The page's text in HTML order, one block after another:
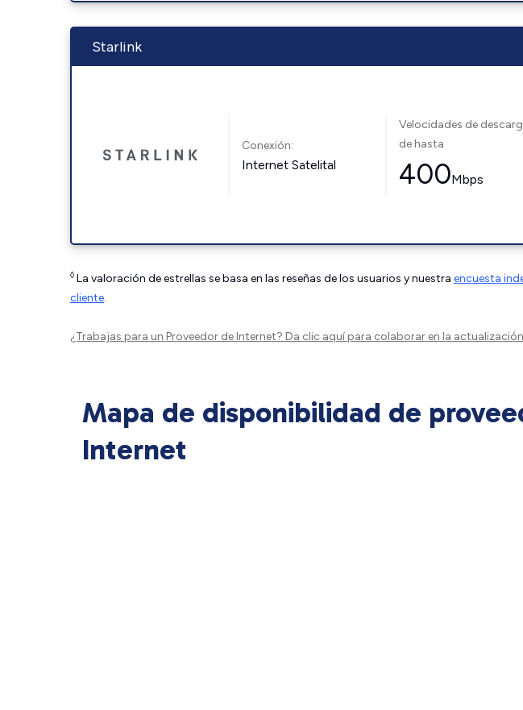
Starlink
Conexión:
Internet Satelital
Velocidades de
de hasta
400Mbps
◊ La valoración de estrellas se basa en las reseñas de los usuarios y nuestra encuesta
cliente.
¿Trabajas para un Proveedor de Internet? Da clic aquípara colaborar en la
Mapa de disponibilidad de
Internet